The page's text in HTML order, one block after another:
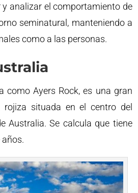
analizar el comportamiento de
seminatural, manteniendo a
como a las personas.
como Ayers Rock, es una gran
rojiza situada en el centro del
Australia. Se calcula que tiene